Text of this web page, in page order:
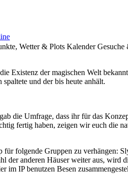
Wetter & Plots Kalender Gesuche
Existenz der magischen Welt
und der bis heute anhält.
die Umfrage, dass ihr für das
fertig haben, zeigen wir euch die
für folgende Gruppen zu verhängen:
der anderen Häuser weiter aus, wird
im IP benutzen Besen